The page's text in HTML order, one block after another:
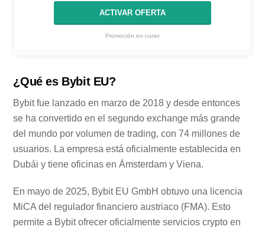
$20 cuando deposites $100 o $40 cuando deposites al menos $400.
ACTIVAR OFERTA
Promoción en curso
¿Qué es Bybit EU?
Bybit fue lanzado en marzo de 2018 y desde entonces
se ha convertido en el segundo exchange más grande
del mundo por volumen de trading, con 74 millones de
usuarios. La empresa está oficialmente establecida en
Dubái y tiene oficinas en Ámsterdam y Viena.
En mayo de 2025, Bybit EU GmbH obtuvo una licencia
MiCA del regulador financiero austriaco (FMA). Esto
permite a Bybit ofrecer oficialmente servicios crypto en